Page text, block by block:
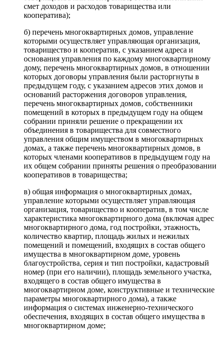
смет доходов и расходов товарищества или
кооператива);
б) перечень многоквартирных домов, управление
которыми осуществляет управляющая организация,
товарищество и кооператив, с указанием адреса и
основания управления по каждому многоквартирному
дому, перечень многоквартирных домов, в отношении
которых договоры управления были расторгнуты в
предыдущем году, с указанием адресов этих домов и
оснований расторжения договоров управления,
перечень многоквартирных домов, собственники
помещений в которых в предыдущем году на общем
собрании приняли решение о прекращении их
объединения в товарищества для совместного
управления общим имуществом в многоквартирных
домах, а также перечень многоквартирных домов, в
которых членами кооперативов в предыдущем году на
их общем собрании приняты решения о преобразовании
кооперативов в товарищества;
в) общая информация о многоквартирных домах,
управление которыми осуществляет управляющая
организация, товарищество и кооператив, в том числе
характеристика многоквартирного дома (включая адрес
многоквартирного дома, год постройки, этажность,
количество квартир, площадь жилых и нежилых
помещений и помещений, входящих в состав общего
имущества в многоквартирном доме, уровень
благоустройства, серия и тип постройки, кадастровый
номер (при его наличии), площадь земельного участка,
входящего в состав общего имущества в
многоквартирном доме, конструктивные и технические
параметры многоквартирного дома), а также
информация о системах инженерно-технического
обеспечения, входящих в состав общего имущества в
многоквартирном доме;